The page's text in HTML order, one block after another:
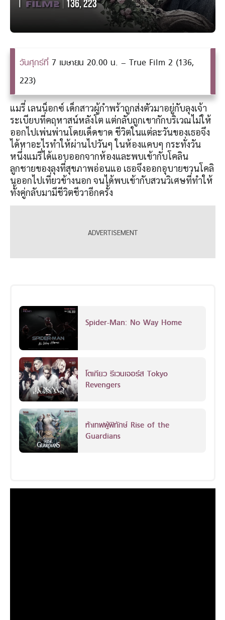
วันศุกร์ที่ 7 เมษายน 20.00 น. – True Film 2 (136,
223)
แมรี่ เลนน็อกซ์ เด็กสาวผู้กำพร้าถูกส่งตัวมาอยู่กับลุงเจ้า
ระเบียบที่คฤหาสน์หลังโต แต่กลับถูกเขากักบริเวณไม่ให้
ออกไปเพ่นพ่านโดยเด็ดขาด ชีวิตในแต่ละวันของเธอจึง
ได้หาอะไรทำให้ผ่านไปวันๆ ในห้องแคบๆ กระทั่งวัน
หนึ่งแมรี่ได้แอบออกจากห้องและพบเข้ากับโคลิน
ลูกชายของลุงที่สุขภาพอ่อนแอ เธอจึงออกอุบายชวนโคลิ
นออกไปเที่ยวข้างนอก จนได้พบเข้ากับสวนวิเศษที่ทำให้
ทั้งคู่กลับมามีชีวิตชีวาอีกครั้ง
Spider-Man: No Way Home
โตเกียว รีเวนเจอร์ส Tokyo
Revengers
ห้าเทพผู้พิทักษ์ Rise of the
Guardians